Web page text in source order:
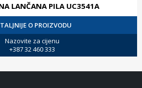
LANČANA PILA UC3541A
O PROIZVODU
Nazovite za cijenu
+387 32 460 333